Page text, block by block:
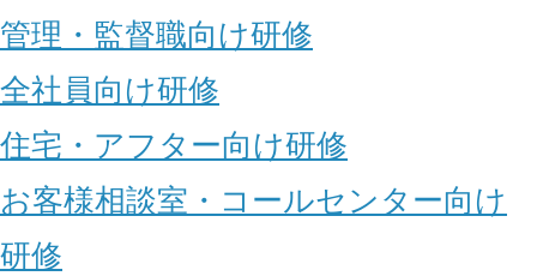
管理・監督職向け研修
全社員向け研修
住宅・アフター向け研修
お客様相談室・コールセンター向け
研修